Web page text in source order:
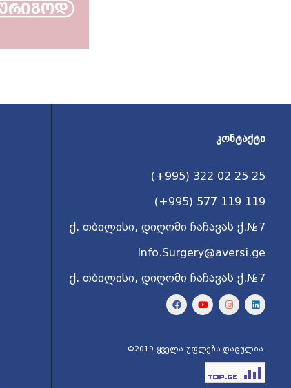
ᲙᲝᲜᲢᲐᲥᲢᲘ
(+995) 322 02 25 25
(+995) 577 119 119
ქ. თბილისი, დიღომი ჩაჩავას ქ.№7
Info.Surgery@aversi.ge
ქ. თბილისი, დიღომი ჩაჩავას ქ.№7
©2019 ყველა უფლება დაცულია.